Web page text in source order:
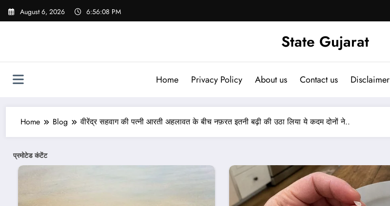
Skip
August 6, 2026 6:56:10 PM
State Gujarat
Home Privacy Policy About us Contact us Disclaimer
Home Blog वीरेंद्र सहवाग की पत्नी आरती अहलावत के बीच नफ़रत इतनी बढ़ी की उठा लिया ये कदम दोनों ने..